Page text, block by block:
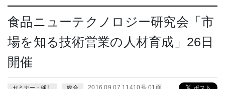
食品ニューテクノロジー研究会「市
場を知る技術営業の人材育成」26日
開催
セミナー・催し 総合 2016.09.07 11410号 01面